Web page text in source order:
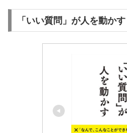
「いい質問」が人を動かす